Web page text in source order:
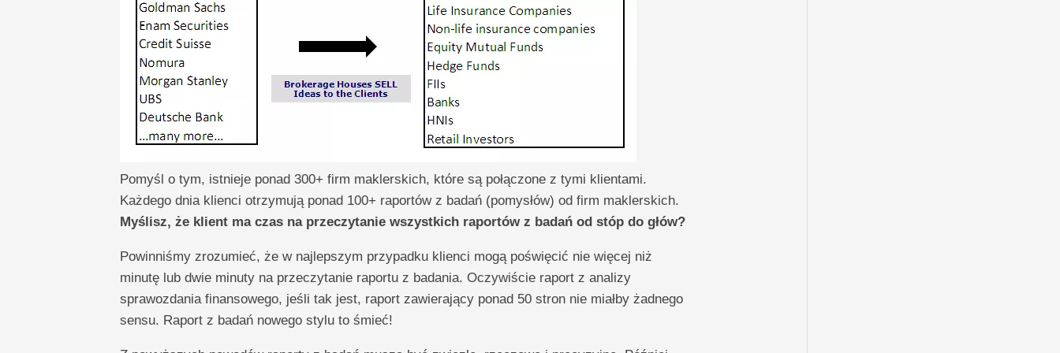
Pomyśl o tym, istnieje ponad 300+ firm maklerskich, które są połączone z tymi klientami.
Każdego dnia klienci otrzymują ponad 100+ raportów z badań (pomysłów) od firm maklerskich.
Myślisz, że klient ma czas na przeczytanie wszystkich raportów z badań od stóp do głów?
Powinniśmy zrozumieć, że w najlepszym przypadku klienci mogą poświęcić nie więcej niż
minutę lub dwie minuty na przeczytanie raportu z badania. Oczywiście raport z analizy
sprawozdania finansowego, jeśli tak jest, raport zawierający ponad 50 stron nie miałby żadnego
sensu. Raport z badań nowego stylu to śmieć!